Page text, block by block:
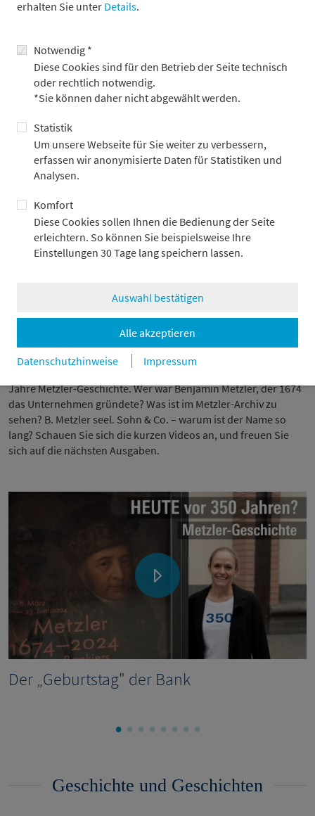
erhalten Sie unter Details.
Notwendig *
Diese Cookies sind für den Betrieb der Seite technisch
oder rechtlich notwendig.
*Sie können daher nicht abgewählt werden.
Statistik
Um unsere Webseite für Sie weiter zu verbessern,
erfassen wir anonymisierte Daten für Statistiken und
Analysen.
Komfort
Diese Cookies sollen Ihnen die Bedienung der Seite
erleichtern. So können Sie beispielsweise Ihre
Einstellungen 30 Tage lang speichern lassen.
Auswahl bestätigen
Alle akzeptieren
Datenschutzhinweise
Impressum
Mitglieder des Bundestags und Fürsten der Mitgliedsstaaten zu
Erfahren Sie im Video mit unserer Historikerin Berenike Seib
mehr über Emmas Leben und was sie für ihre Heimatstadt
Frankfurt Gutes tat:
Jahre Metzler-Geschichte. Wer war Benjamin Metzler, der 1674
das Unternehmen gründete? Was ist im Metzler-Archiv zu
sehen? B. Metzler seel. Sohn & Co. – warum ist der Name so
lang? Schauen Sie sich die kurzen Videos an, und freuen Sie
sich auf die nächsten Ausgaben.
Der „Geburtstag" der Bank
Geschichte und Geschichten